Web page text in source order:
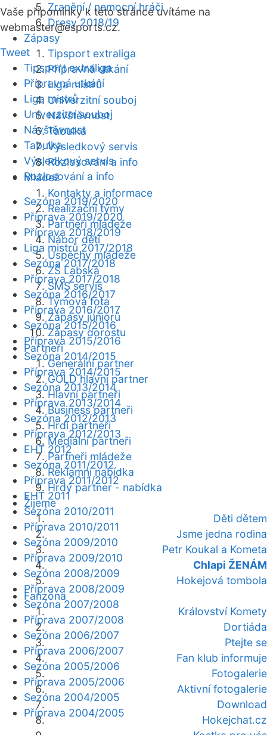
Zranění / nemocní hráči
Dresy 2018/19
Zápasy
Tipsport extraliga
Přípravná utkání
Liga mistrů
Univerzitní souboj
Návštěvnost
Tabulka
Výsledkový servis
Rozlosování a info
Mládež
Kontakty a informace
Realizační týmy
Partneři mládeže
Nábor dětí
Úspěchy mládeže
ZŠ Labská
SMS servis
Týmová fota
Zápasy juniorů
Zápasy dorostu
Partneři
Generální partner
GOLD hlavní partner
Hlavní partneři
Business partneři
Hrdí partneři
Mediální partneři
Partneři mládeže
Reklamní nabídka
Hrdý partner - nabídka
Žijeme
Děti dětem
Jsme jedna rodina
Petr Koukal a Kometa
Chlapi ŽENÁM
Hokejová tombola
Fanzóna
Království Komety
Dortiáda
Ptejte se
Fan klub informuje
Fotogalerie
Aktivní fotogalerie
Download
Hokejchat.cz
Vaše připomínky k této stránce uvítáme na
webmaster@esports.cz.
Tweet
Tipsport extraliga
Přípravná utkání
Liga mistrů
Univerzitní souboj
Návštěvnost
Tabulka
Výsledkový servis
Rozlosování a info
Sezóna 2019/2020
Příprava 2019/2020
Příprava 2018/2019
Liga mistrů 2017/2018
Sezóna 2017/2018
Příprava 2017/2018
Sezóna 2016/2017
Příprava 2016/2017
Sezóna 2015/2016
Příprava 2015/2016
Sezóna 2014/2015
Příprava 2014/2015
Sezóna 2013/2014
Příprava 2013/2014
Sezóna 2012/2013
Příprava 2012/2013
EHT 2012
Sezóna 2011/2012
Příprava 2011/2012
EHT 2011
Sezóna 2010/2011
Příprava 2010/2011
Sezóna 2009/2010
Příprava 2009/2010
Sezóna 2008/2009
Příprava 2008/2009
Sezóna 2007/2008
Příprava 2007/2008
Sezóna 2006/2007
Příprava 2006/2007
Sezóna 2005/2006
Příprava 2005/2006
Sezóna 2004/2005
Příprava 2004/2005